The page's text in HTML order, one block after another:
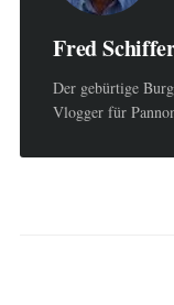
Fred
Der gebürtige
Vlogger für